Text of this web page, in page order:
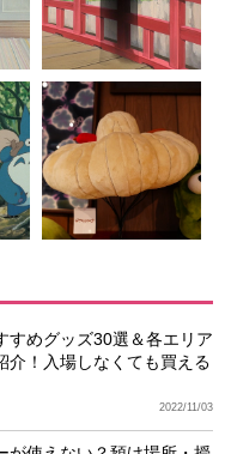
すめグッズ30選＆各エリア
介！入場しなくても買える
2022/11/03